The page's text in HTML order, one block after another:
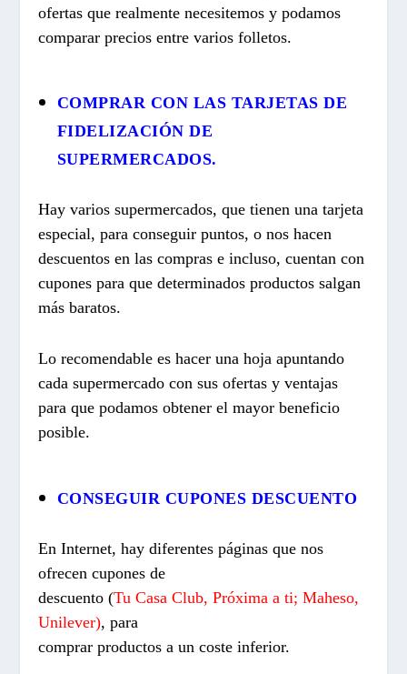
ofertas que realmente necesitemos y podamos
comparar precios entre varios folletos.
COMPRAR CON LAS TARJETAS DE
FIDELIZACIÓN DE
SUPERMERCADOS.
Hay varios supermercados, que tienen una tarjeta
especial, para conseguir puntos, o nos hacen
descuentos en las compras e incluso, cuentan con
cupones para que determinados productos salgan
más baratos.
Lo recomendable es hacer una hoja apuntando
cada supermercado con sus ofertas y ventajas
para que podamos obtener el mayor beneficio
posible.
CONSEGUIR CUPONES DESCUENTO
En Internet, hay diferentes páginas que nos
ofrecen cupones de
descuento (Tu Casa Club,Próxima a ti; Maheso,
Unilever), para
comprar productos a un coste inferior.